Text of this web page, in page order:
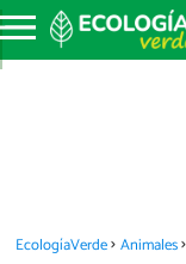
EcologíaVerde Animales